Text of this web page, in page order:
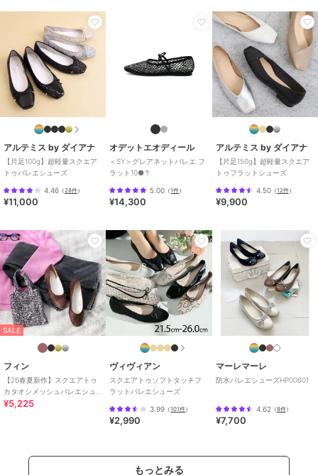
2.5cm未満 /ラウ
原産国
アルテミス by ダイアナ
【片足100g】超軽量スクエア
トゥバレエシューズ
4.46 （28件）
¥11,000
オデットエオディール
＜SY＞グレアネットバレエ フ
ラット10●↑
5.00 （1件）
¥14,300
アルテミス by ダイアナ
【片足150g】超軽量スクエア
トゥフラットシューズ
4.50（12件）
¥9,900
SALE
フィン
【26春夏新作】スクエアトゥ
カタオシメッシュバレエシュ
ーズ【低反発スポンジ入り】
¥5,225
ヴィヴィアン
スクエアトゥソフトタッチフ
ラットバレエシューズ
3.99 （101件）
¥2,990
マーレマーレ
防水バレエシューズHP00601
4.62 （8件）
¥7,700
もっとみる